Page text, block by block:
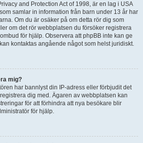
and Protection Act of 1998, är en lag i USA
samlar in information från barn under 13 år har
Om du är osäker på om detta rör dig som
om det rör webbplatsen du försöker registrera
för hjälp. Observera att phpBB inte kan ge
kontaktas angående något som helst juridiskt.
mig?
har bannlyst din IP-adress eller förbjudit det
dig med. Ägaren av webbplatsen kan
för att förhindra att nya besökare blir
för hjälp.